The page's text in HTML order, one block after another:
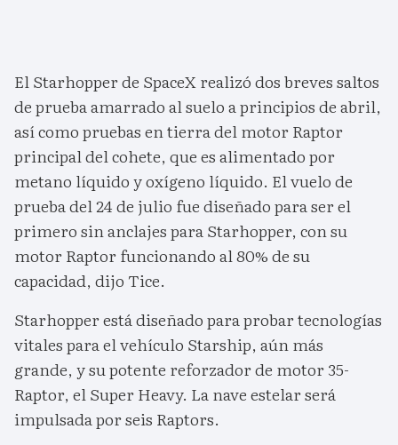
El Starhopper de SpaceX realizó dos breves saltos
de prueba amarrado al suelo a principios de abril,
así como pruebas en tierra del motor Raptor
principal del cohete, que es alimentado por
metano líquido y oxígeno líquido. El vuelo de
prueba del 24 de julio fue diseñado para ser el
primero sin anclajes para Starhopper, con su
motor Raptor funcionando al 80% de su
capacidad, dijo Tice.
Starhopper está diseñado para probar tecnologías
vitales para el vehículo Starship, aún más
grande, y su potente reforzador de motor 35-
Raptor, el Super Heavy. La nave estelar será
impulsada por seis Raptors.